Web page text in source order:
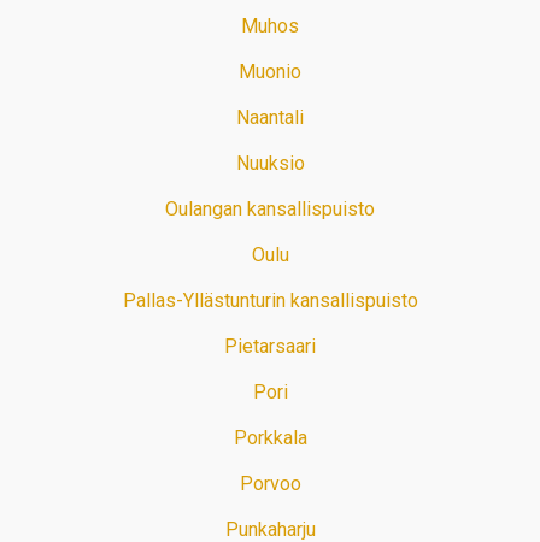
Muhos
Muonio
Naantali
Nuuksio
Oulangan kansallispuisto
Oulu
Pallas-Yllästunturin kansallispuisto
Pietarsaari
Pori
Porkkala
Porvoo
Punkaharju